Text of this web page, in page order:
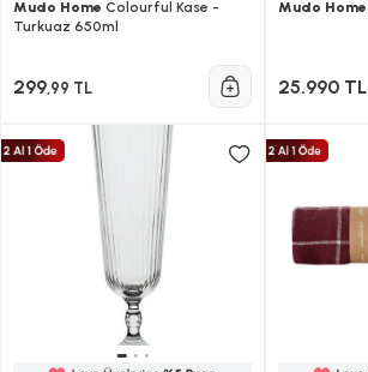
Mudo Home Colourful Kase -
Turkuaz 650ml
299,99 TL
Mudo Home
25.990 TL